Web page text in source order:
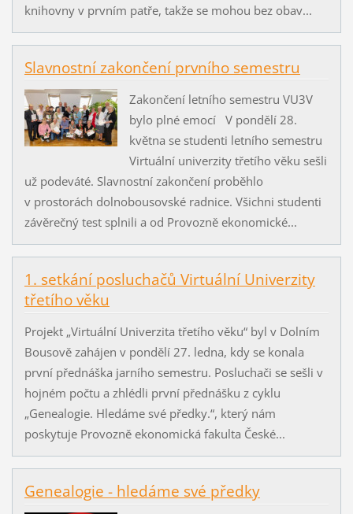
knihovny v prvním patře, takže se mohou bez obav...
Slavnostní zakončení prvního semestru
Zakončení letního semestru VU3V
bylo plné emocí V pondělí 28.
května se studenti letního semestru
Virtuální univerzity třetího věku sešli
už podeváté. Slavnostní zakončení proběhlo
v prostorách dolnobousovské radnice. Všichni studenti
závěrečný test splnili a od Provozně ekonomické...
1. setkání posluchačů Virtuální Univerzity
třetího věku
Projekt „Virtuální Univerzita třetího věku“ byl v Dolním
Bousově zahájen v pondělí 27. ledna, kdy se konala
první přednáška jarního semestru. Posluchači se sešli v
hojném počtu a zhlédli první přednášku z cyklu
„Genealogie. Hledáme své předky.“, který nám
poskytuje Provozně ekonomická fakulta České...
Genealogie - hledáme své předky